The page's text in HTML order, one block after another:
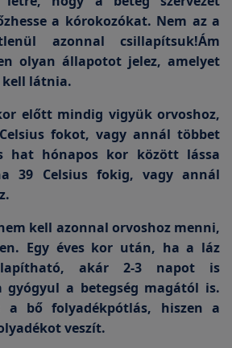
a kórokozókat. Nem az a
azonnal csillapítsuk!Ám
olyan állapotot jelez, amelyet
kell látnia.
előtt mindig vigyük orvoshoz,
fokot, vagy annál többet
hat hónapos kor között lássa
39 Celsius fokig, vagy annál
kell azonnal orvoshoz menni,
Egy éves kor után, ha a láz
akár 2-3 napot is
a betegség magától is.
a bő folyadékpótlás, hiszen a
veszít.